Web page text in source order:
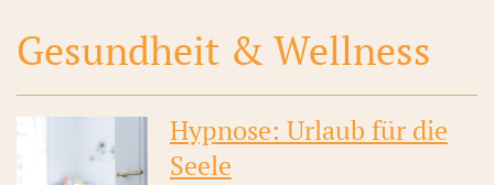
Gesundheit & Wellness
Hypnose: Urlaub für die
Seele